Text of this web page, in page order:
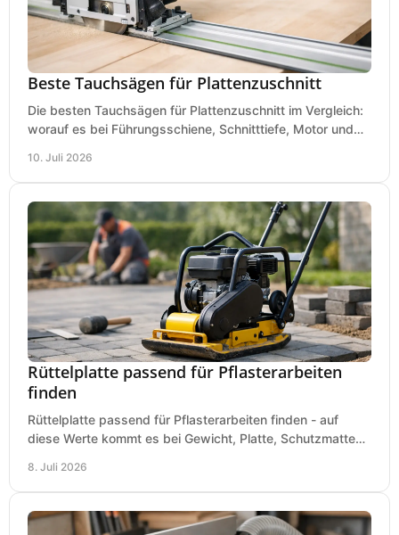
Beste Tauchsägen für Plattenzuschnitt
Die besten Tauchsägen für Plattenzuschnitt im Vergleich:
worauf es bei Führungsschiene, Schnitttiefe, Motor und
10. Juli 2026
Rüttelplatte passend für Pflasterarbeiten
finden
Rüttelplatte passend für Pflasterarbeiten finden - auf
diese Werte kommt es bei Gewicht, Platte, Schutzmatte
8. Juli 2026